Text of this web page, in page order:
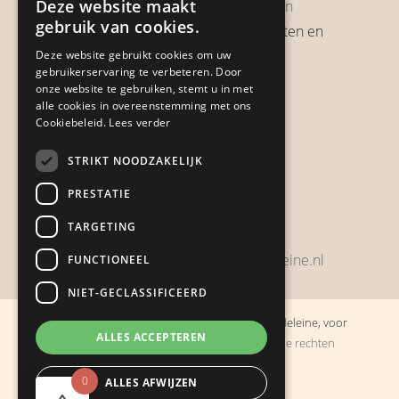
Garantie & Retourneren
Verzendbeleid, verzendkosten en
verzendtijden
Heb je een klacht?
Zwijnsbergenstraat 154
bestelling@boulevarddelamadeleine.nl
© Copyright 2019 - 2026Boulevard de la Madeleine, voor
cadeaus die je stiekem liever zelf houdt· Alle rechten
voorbehouden
Ontwikkeling door
0
Deze website maakt
gebruik van cookies.
Deze website gebruikt cookies om uw
gebruikerservaring te verbeteren. Door
onze website te gebruiken, stemt u in met
alle cookies in overeenstemming met ons
Cookiebeleid. Lees verder
STRIKT NOODZAKELIJK
PRESTATIE
TARGETING
FUNCTIONEEL
NIET-GECLASSIFICEERD
ALLES ACCEPTEREN
ALLES AFWIJZEN